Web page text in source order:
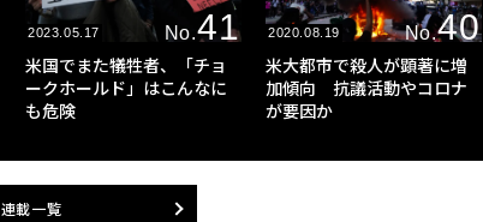
2023.05.17 No.41
米国でまた犠牲者、「チョ
ークホールド」はこんなに
も危険
2020.08.19 No.40
米大都市で殺人が顕著に増
加傾向 抗議活動やコロナ
が要因か
連載一覧